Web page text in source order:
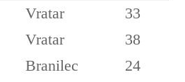
Vratar
33
Vratar
38
Branilec
24